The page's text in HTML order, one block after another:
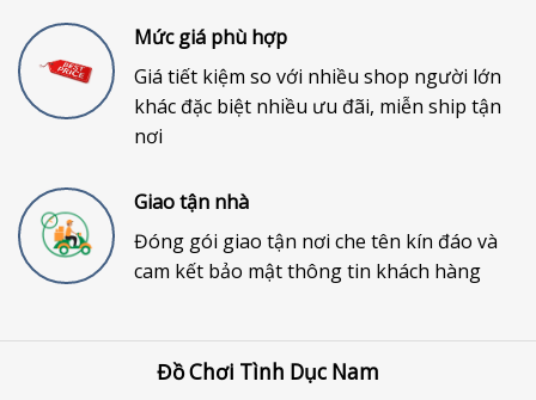
Mức giá phù hợp
Giá tiết kiệm so với nhiều shop người lớn
khác đặc biệt nhiều ưu đãi, miễn ship tận
nơi
Giao tận nhà
Đóng gói giao tận nơi che tên kín đáo và
cam kết bảo mật thông tin khách hàng
Đồ Chơi Tình Dục Nam